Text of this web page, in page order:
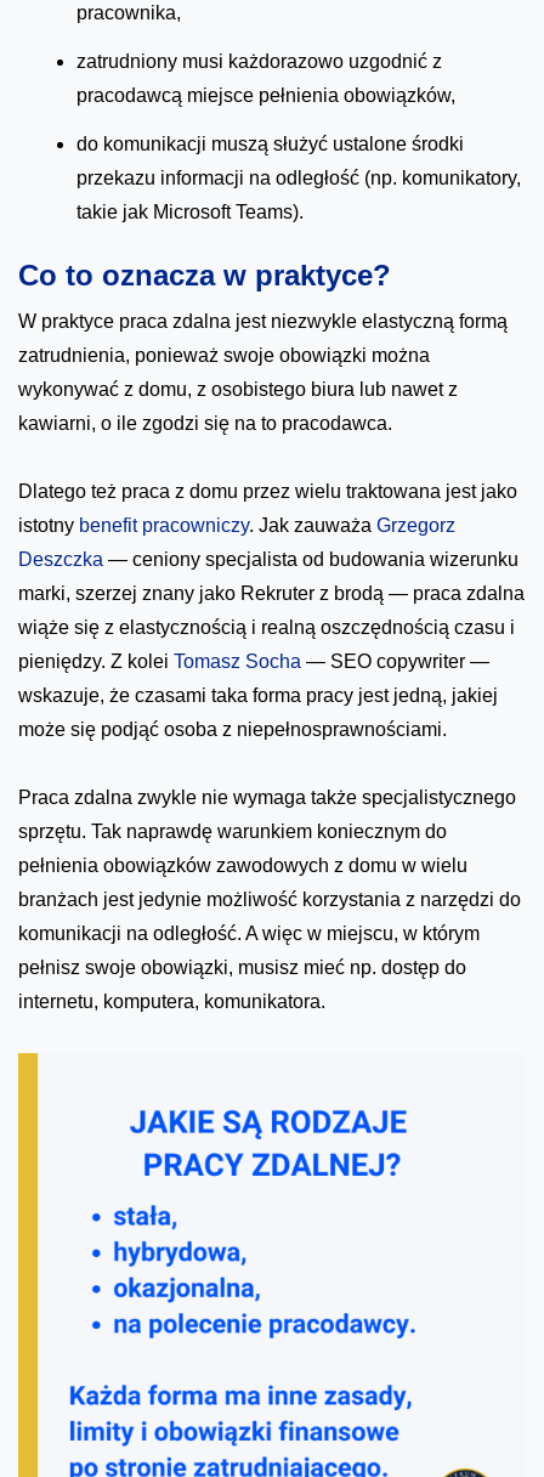
pracownika,
zatrudniony musi każdorazowo uzgodnić z
pracodawcą miejsce pełnienia obowiązków,
do komunikacji muszą służyć ustalone środki
przekazu informacji na odległość (np. komunikatory,
takie jak Microsoft Teams).
Co to oznacza w praktyce?
W praktyce praca zdalna jest niezwykle elastyczną formą
zatrudnienia, ponieważ swoje obowiązki można
wykonywać z domu, z osobistego biura lub nawet z
kawiarni, o ile zgodzi się na to pracodawca.
Dlatego też praca z domu przez wielu traktowana jest jako
istotny benefit pracowniczy. Jak zauważa Grzegorz
Deszczka — ceniony specjalista od budowania wizerunku
marki, szerzej znany jako Rekruter z brodą — praca zdalna
wiąże się z elastycznością i realną oszczędnością czasu i
pieniędzy. Z kolei Tomasz Socha — SEO copywriter —
wskazuje, że czasami taka forma pracy jest jedną, jakiej
może się podjąć osoba z niepełnosprawnościami.
Praca zdalna zwykle nie wymaga także specjalistycznego
sprzętu. Tak naprawdę warunkiem koniecznym do
pełnienia obowiązków zawodowych z domu w wielu
branżach jest jedynie możliwość korzystania z narzędzi do
komunikacji na odległość. A więc w miejscu, w którym
pełnisz swoje obowiązki, musisz mieć np. dostęp do
internetu, komputera, komunikatora.